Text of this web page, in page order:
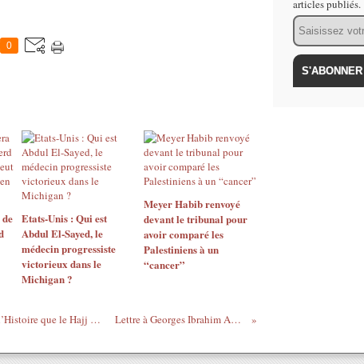
0
Etats-Unis : Qui est
Abdul El-Sayed, le
médecin progressiste
victorieux dans le
Michigan ?
Meyer Habib renvoyé
devant le tribunal pour
avoir comparé les
Palestiniens à un
“cancer”
Le saviez-vous ? Ce n’est pas la première fois de l’Histoire que le Hajj est suspendu Lettre à Georges Ibrahim Abdallah
articles publiés.
Email